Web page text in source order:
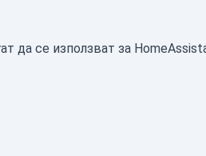
да се използват за